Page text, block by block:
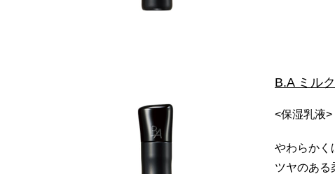
B.A ミル
<保湿乳液
やわらかく
ツヤのある